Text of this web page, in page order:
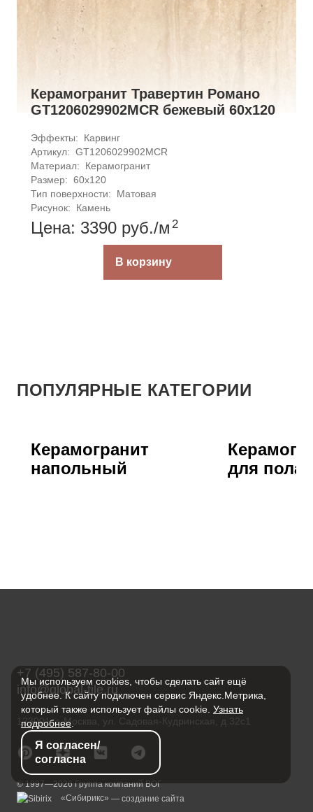
Керамогранит Травертин Романо
GT1206029902MCR бежевый 60x120
Эффекты:
Карвинг
Артикул: GT1206029902MCR
Материал:
Керамогранит
Размер: 60x120
Тип поверхности:
Матовая
Рисунок:
Камень
Цена: 3390 руб./м 2
В корзину
ПОПУЛЯРНЫЕ КАТЕГОРИИ
Керамогранит
напольный
для пола
+7 (495) 587-80-00
info@global-tile.ru
123001, г. Москва, ул. Садовая-Кудринская, д.32с1
© 1997—2026 Группа компаний ВОГ
«Сибирикс» — создание сайта
Мы используем cookies, чтобы сделать сайт ещё
удобнее. К сайту подключен сервис Яндекс.Метрика,
который также использует файлы cookie. Узнать
подробнее.
Я согласен/
согласна